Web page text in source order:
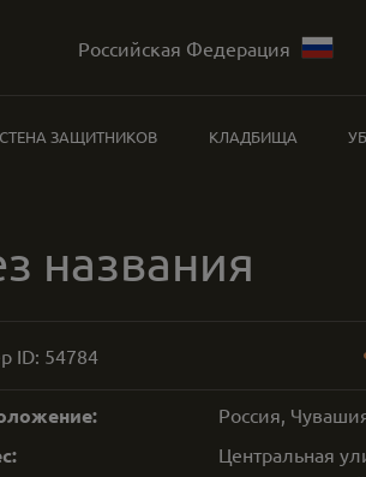
Российская Федерация
СТЕНА ЗАЩИТНИКОВ КЛАДБИЩА
названия
ID: 54784
Россия,
Центральная